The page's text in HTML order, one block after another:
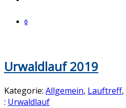
0
Urwaldlauf 2019
Kategorie: Allgemein, Lauftreff,
: Urwaldlauf